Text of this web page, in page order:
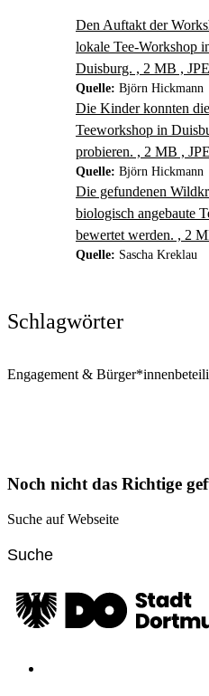
Den Auftakt der
lokale Tee-Workshop
Duisburg. , 2 MB ,
Quelle: Björn Hickmann
Die Kinder konnten
Teeworkshop in
probieren. , 2 MB ,
Quelle: Björn Hickmann
Die gefundenen
biologisch angebaute
bewertet werden. , 2
Quelle: Sascha Kreklau
Schlagwörter
Engagement &
Noch nicht das Richtige
Suche auf Webseite